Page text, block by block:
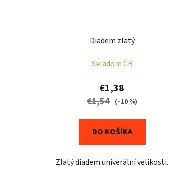
Diadem zlatý
Skladom ČR
€1,38
€1,54 (–10 %)
DO KOŠÍKA
Zlatý diadem univerální velikosti.